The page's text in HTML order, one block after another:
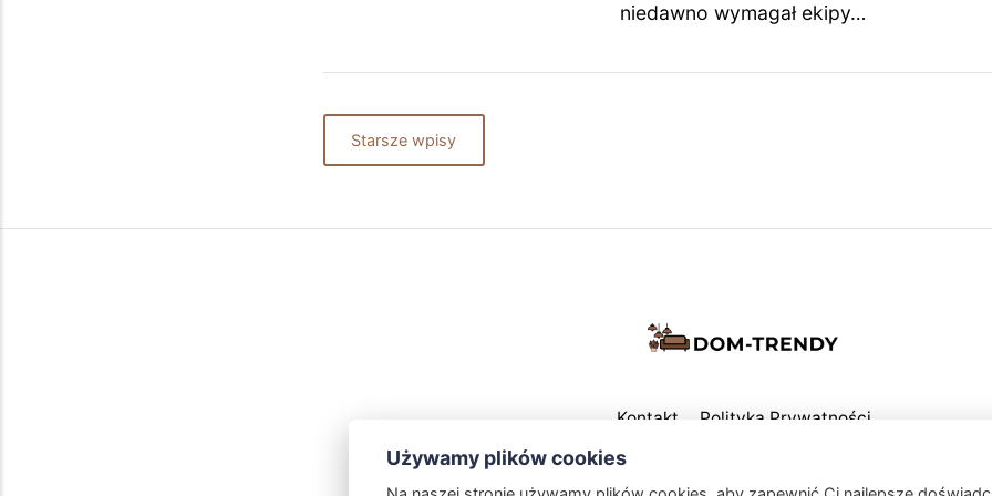
niedawno wymagał ekipy…
Starsze wpisy
Kontakt Polityka Prywatności
Powered by Publii
Używamy plików cookies